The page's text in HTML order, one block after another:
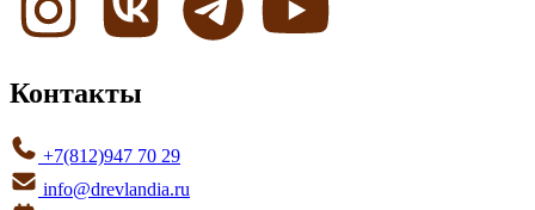
Контакты
+7(812)947 70 29
info@drevlandia.ru